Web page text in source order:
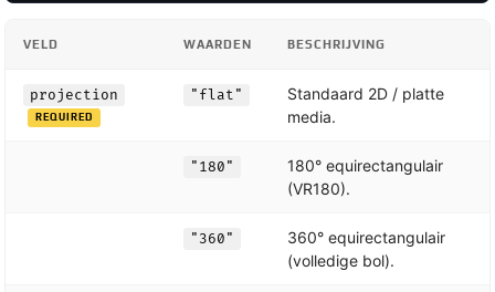
VELD WAARDEN BESCHRIJVING
projection
REQUIRED
"flat"
Standaard 2D / platte
media.
"180"
180° equirectangulair
(VR180).
"360"
360° equirectangulair
(volledige bol).